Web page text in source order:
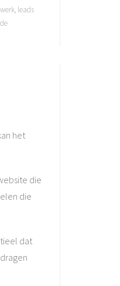
, leads
het
die
die
dat